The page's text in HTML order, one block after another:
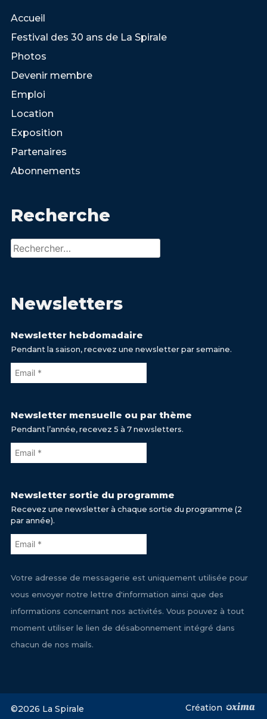
Accueil
Festival des 30 ans de La Spirale
Photos
Devenir membre
Emploi
Location
Exposition
Partenaires
Abonnements
Recherche
Rechercher :
Newsletters
Newsletter hebdomadaire
Pendant la saison, recevez une newsletter par semaine.
Newsletter mensuelle ou par thème
Pendant l’année, recevez 5 à 7 newsletters.
Newsletter sortie du programme
Recevez une newsletter à chaque sortie du programme (2
par année).
Votre adresse de messagerie est uniquement utilisée pour
vous envoyer notre lettre d'information ainsi que des
informations concernant nos activités. Vous pouvez à tout
moment utiliser le lien de désabonnement intégré dans
chacun de nos mails.
©2026 La Spirale Création